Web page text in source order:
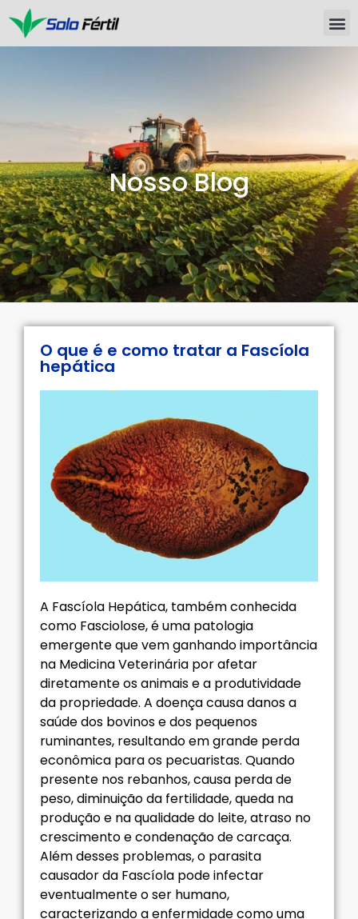
Nosso Blog
O que é e como tratar a Fascíola
hepática
A Fascíola Hepática, também conhecida
como Fasciolose, é uma patologia
emergente que vem ganhando importância
na Medicina Veterinária por afetar
diretamente os animais e a produtividade
da propriedade. A doença causa danos a
saúde dos bovinos e dos pequenos
ruminantes, resultando em grande perda
econômica para os pecuaristas. Quando
presente nos rebanhos, causa perda de
peso, diminuição da fertilidade, queda na
produção e na qualidade do leite, atraso no
crescimento e condenação de carcaça.
Além desses problemas, o parasita
causador da Fascíola pode infectar
eventualmente o ser humano,
caracterizando a enfermidade como uma